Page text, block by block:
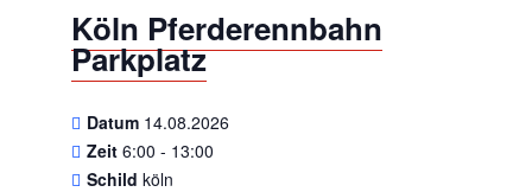
Köln Pferderennbahn
Parkplatz
Datum 14.08.2026
Zeit 6:00 - 13:00
Schild köln